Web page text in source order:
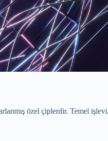
özel çiplerdir. Temel